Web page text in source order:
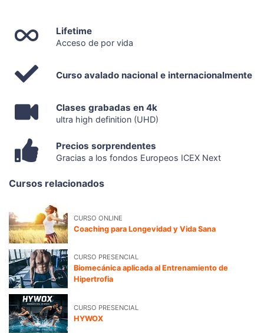
Lifetime
Acceso de por vida
Curso avalado nacional e internacionalmente
Clases grabadas en 4k
ultra high definition (UHD)
Precios sorprendentes
Gracias a los fondos Europeos ICEX Next
Cursos relacionados
CURSO ONLINE
Coaching para Longevidad y Vida Sana
CURSO PRESENCIAL
Biomecánica aplicada al Entrenamiento de
Hipertrofia
CURSO PRESENCIAL
HYWOX